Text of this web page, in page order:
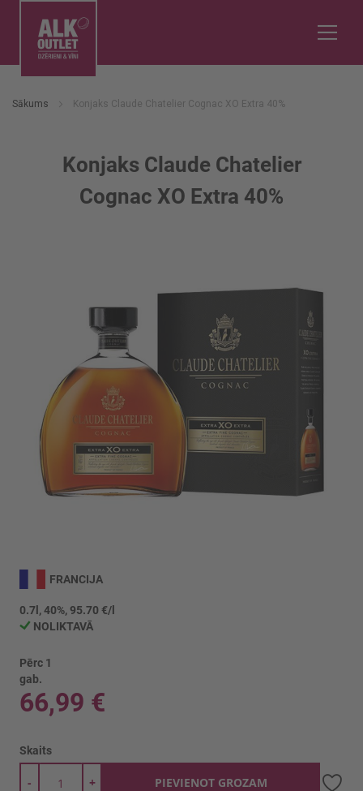
Sākums Konjaks Claude Chatelier Cognac XO Extra 40%
Konjaks Claude Chatelier
Cognac XO Extra 40%
galerijas
sākumu
FRANCIJA
0.7l, 40%, 95.70 €/l
NOLIKTAVĀ
Pērc 1
gab.
66,99 €
Skaits
+
- PIEVIENOT GROZAM